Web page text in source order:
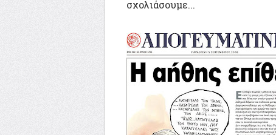
σχολιάσουμε...